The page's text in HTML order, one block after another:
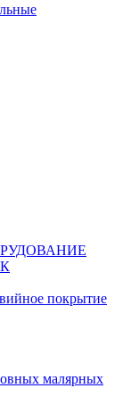
покрытие
малярных